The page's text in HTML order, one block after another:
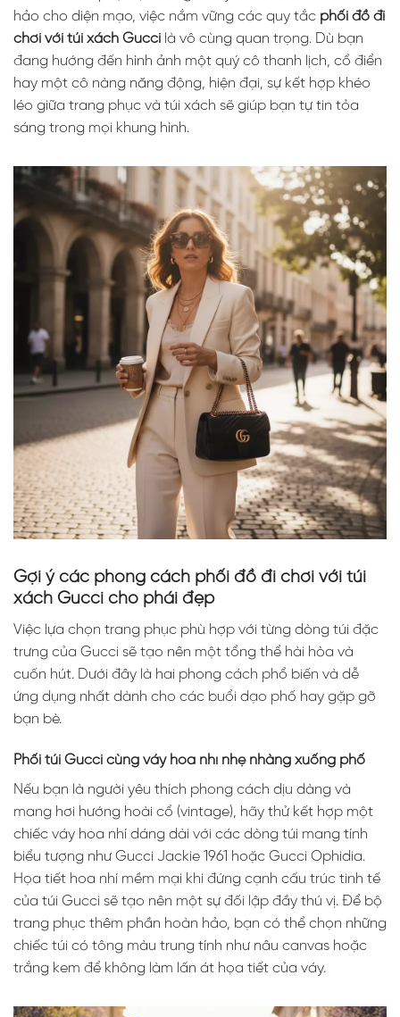
hảo cho diện mạo, việc nắm vững các quy tắc phối đồ đi
chơi với túi xách Gucci là vô cùng quan trọng. Dù bạn
đang hướng đến hình ảnh một quý cô thanh lịch, cổ điển
hay một cô nàng năng động, hiện đại, sự kết hợp khéo
léo giữa trang phục và túi xách sẽ giúp bạn tự tin tỏa
sáng trong mọi khung hình.
Gợi ý các phong cách phối đồ đi chơi với túi
xách Gucci cho phái đẹp
Việc lựa chọn trang phục phù hợp với từng dòng túi đặc
trưng của Gucci sẽ tạo nên một tổng thể hài hòa và
cuốn hút. Dưới đây là hai phong cách phổ biến và dễ
ứng dụng nhất dành cho các buổi dạo phố hay gặp gỡ
bạn bè.
Phối túi Gucci cùng váy hoa nhí nhẹ nhàng xuống phố
Nếu bạn là người yêu thích phong cách dịu dàng và
mang hơi hướng hoài cổ (vintage), hãy thử kết hợp một
chiếc váy hoa nhí dáng dài với các dòng túi mang tính
biểu tượng như Gucci Jackie 1961 hoặc Gucci Ophidia.
Họa tiết hoa nhí mềm mại khi đứng cạnh cấu trúc tinh tế
của túi Gucci sẽ tạo nên một sự đối lập đầy thú vị. Để bộ
trang phục thêm phần hoàn hảo, bạn có thể chọn những
chiếc túi có tông màu trung tính như nâu canvas hoặc
trắng kem để không làm lấn át họa tiết của váy.